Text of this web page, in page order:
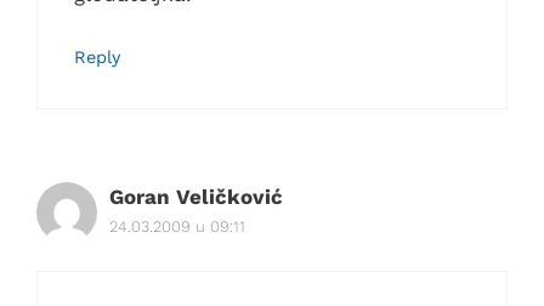
Reply
Goran Veličković
24.03.2009 u 09:11